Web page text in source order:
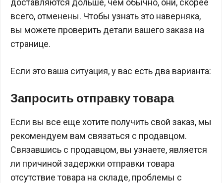
доставляются дольше, чем обычно, они, скорее
всего, отменены. Чтобы узнать это наверняка,
вы можете проверить детали вашего заказа на
странице.
Если это ваша ситуация, у вас есть два варианта:
Запросить отправку товара
Если вы все еще хотите получить свой заказ, мы
рекомендуем вам связаться с продавцом.
Связавшись с продавцом, вы узнаете, является
ли причиной задержки отправки товара
отсутствие товара на складе, проблемы с